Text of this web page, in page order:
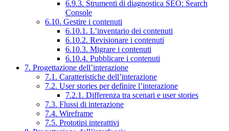
6.9.3. Strumenti di diagnostica SEO: Search
Console
6.10. Gestire i contenuti
6.10.1. L’inventario dei contenuti
6.10.2. Revisionare i contenuti
6.10.3. Migrare i contenuti
6.10.4. Pubblicare i contenuti
7. Progettazione dell’interazione
7.1. Caratteristiche dell’interazione
7.2. User stories per definire l’interazione
7.2.1. Differenza tra scenari e user stories
7.3. Flussi di interazione
7.4. Wireframe
7.5. Prototipi interattivi